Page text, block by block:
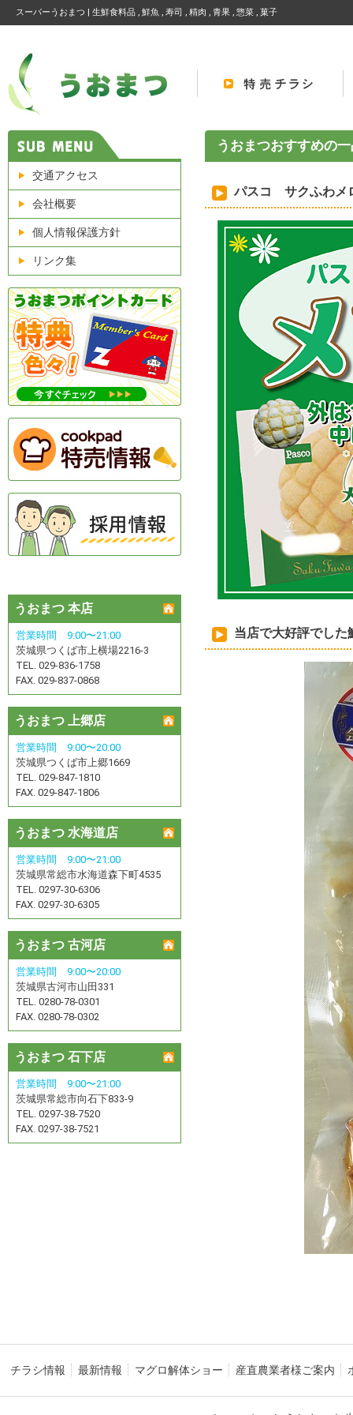
スーパーうおまつ | 生鮮食料品 , 鮮魚 , 寿司 , 精肉 , 青果 , 惣菜 , 菓子
交通アクセス
会社概要
個人情報保護方針
リンク集
うおまつ 本店
営業時間 9:00〜21:00
茨城県つくば市上横場2216-3
TEL. 029-836-1758
FAX. 029-837-0868
うおまつ 上郷店
営業時間 9:00〜20:00
茨城県つくば市上郷1669
TEL. 029-847-1810
FAX. 029-847-1806
うおまつ 水海道店
営業時間 9:00〜21:00
茨城県常総市水海道森下町4535
TEL. 0297-30-6306
FAX. 0297-30-6305
うおまつ 古河店
営業時間 9:00〜20:00
茨城県古河市山田331
TEL. 0280-78-0301
FAX. 0280-78-0302
うおまつ 石下店
営業時間 9:00〜21:00
茨城県常総市向石下833-9
TEL. 0297-38-7520
FAX. 0297-38-7521
うおまつおすすめの
パスコ サクふわメ
当店で大好評でし
チラシ情報 最新情報 マグロ解体ショー 産直農業者様ご案内